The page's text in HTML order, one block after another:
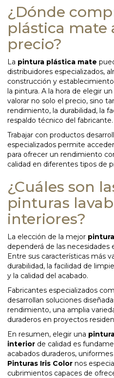
¿Dónde
plástica mate
precio?
La pintura plástica mate
distribuidores especializados,
construcción y
la pintura. A la hora de elegir
valorar no solo el precio, sino
rendimiento, la durabilidad, la
respaldo técnico del fabricante.
Trabajar con productos
especializados permite
para ofrecer un rendimiento
calidad en diferentes tipos de
¿Cuáles son
pinturas
interiores?
La elección de la mejor
dependerá de las necesidades
Entre sus características más
durabilidad, la facilidad de
y la calidad del acabado.
Fabricantes especializados
desarrollan soluciones
rendimiento, una amplia
duraderos en proyectos
En resumen, elegir una
interior de calidad es
acabados duraderos,
Pinturas Iris Color nos
cubrimientos capaces de